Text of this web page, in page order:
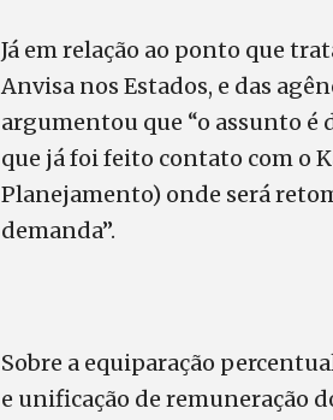
Já em relação ao ponto que
Anvisa nos Estados, e das
argumentou que “o assunto é
que já foi feito contato com o
Planejamento) onde será
demanda”.
Sobre a equiparação
e unificação de remuneração